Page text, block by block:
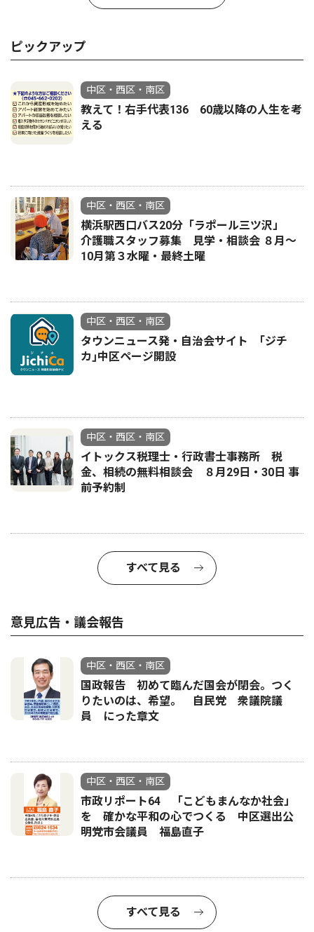
ピックアップ
中区・西区・南区
教えて！右手代表136 60歳以降の人生を考
える
中区・西区・南区
横浜駅西口バス20分「ラポール三ツ沢」
介護職スタッフ募集 見学・相談会 ８月〜
10月第３水曜・最終土曜
中区・西区・南区
タウンニュース発・自治会サイト ｢ジチ
カ｣中区ページ開設
中区・西区・南区
イトックス税理士・行政書士事務所 税
金、相続の無料相談会 ８月29日・30日 事
前予約制
すべて見る
意見広告・議会報告
中区・西区・南区
国政報告 初めて臨んだ国会が閉会。つく
りたいのは、希望。 自民党 衆議院議
員 にった章文
中区・西区・南区
市政リポート64 「こどもまんなか社会」
を 確かな平和の心でつくる 中区選出公
明党市会議員 福島直子
すべて見る